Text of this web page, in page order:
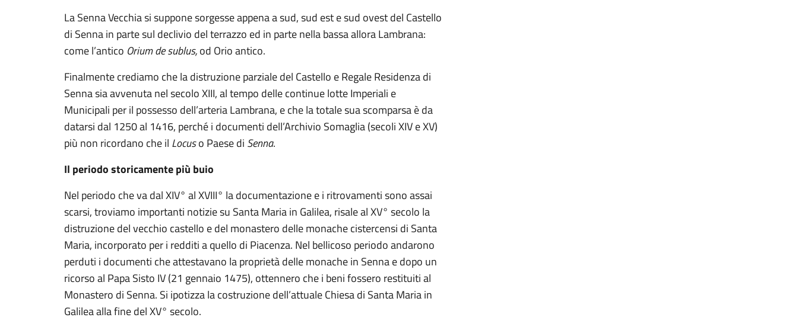
La Senna Vecchia si suppone sorgesse appena a sud, sud est e sud ovest del Castello
di Senna in parte sul declivio del terrazzo ed in parte nella bassa allora Lambrana:
come l’antico Orium de sublus,od Orio antico.
Finalmente crediamo che la distruzione parziale del Castello e Regale Residenza di
Senna sia avvenuta nel secolo XIII, al tempo delle continue lotte Imperiali e
Municipali per il possesso dell’arteria Lambrana, e che la totale sua scomparsa è da
datarsi dal 1250 al 1416, perché i documenti dell’Archivio Somaglia (secoli XIV e XV)
più non ricordano che il Locuso Paese di Senna.
Il periodo storicamente più buio
Nel periodo che va dal XIV° al XVIII° la documentazione e i ritrovamenti sono assai
scarsi, troviamo importanti notizie su Santa Maria in Galilea, risale al XV° secolo la
distruzione del vecchio castello e del monastero delle monache cistercensi di Santa
Maria, incorporato per i redditi a quello di Piacenza. Nel bellicoso periodo andarono
perduti i documenti che attestavano la proprietà delle monache in Senna e dopo un
ricorso al Papa Sisto IV (21 gennaio 1475), ottennero che i beni fossero restituiti al
Monastero di Senna. Si ipotizza la costruzione dell’attuale Chiesa di Santa Maria in
Galilea alla fine del XV° secolo.